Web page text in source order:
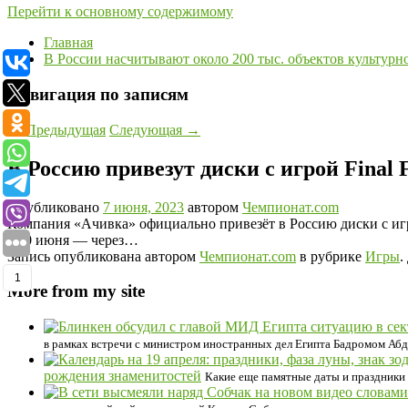
Перейти к основному содержимому
Главная
В России насчитывают около 200 тыс. объектов
Навигация по записям
←Предыдущая Следующая →
В Россию привезут диски с игрой Final
Опубликовано 7 июня, 2023 автором Чемпионат.com
Компания «Ачивка» официально привезёт в Россию диски с
с 30 июня — через…
Запись опубликована автором Чемпионат.com в рубрике Игры.
More from my site
в рамках встречи с министром иностранных дел Египта Бадромом
рождения знаменитостей Какие еще памятные даты и
1